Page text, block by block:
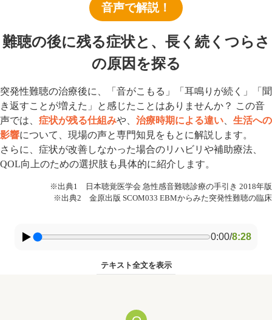
音声で解説！
難聴の後に残る症状と、長く続くつらさ
の原因を探る
突発性難聴の治療後に、「音がこもる」「耳鳴りが続く」「聞
き返すことが増えた」と感じたことはありませんか？ この音
声では、 症状が残る仕組みや、 治療時期による違い
生活への
影響について、現場の声と専門知見をもとに解説します。
さらに、症状が改善しなかった場合のリハビリや補助療法、
QOL向上のための選択肢も具体的に紹介します。
※出典1 日本聴覚医学会 急性感音難聴診療の手引き 2018年版
※出典2 金原出版 SCOM033 EBMからみた突発性難聴の臨床
0:00/8:28
テキスト全文を表示